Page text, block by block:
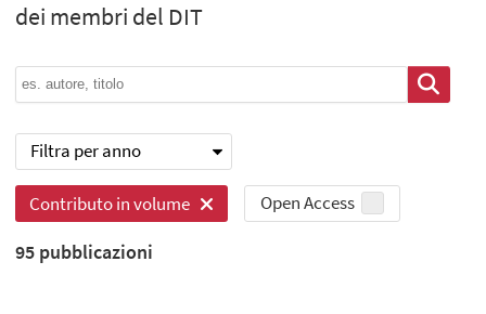
dei membri del DIT
Filtra per anno
Contributo in volume Open Access
95 pubblicazioni